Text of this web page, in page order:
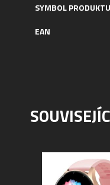
SYMBOL PRODUKTU
EAN